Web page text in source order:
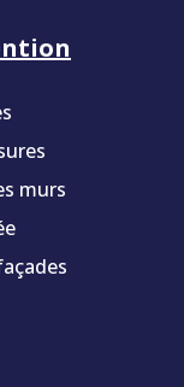
murs